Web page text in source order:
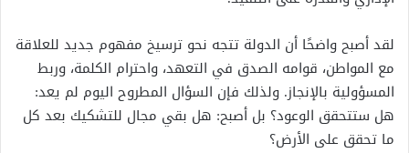
لقد أصبح واضحًا أن الدولة تتجه نحو ترسيخ مفهوم جديد للعلاقة
مع المواطن، قوامه الصدق في التعهد، واحترام الكلمة، وربط
المسؤولية بالإنجاز. ولذلك فإن السؤال المطروح اليوم لم يعد:
هل ستتحقق الوعود؟ بل أصبح: هل بقي مجال للتشكيك بعد كل
ما تحقق على الأرض؟